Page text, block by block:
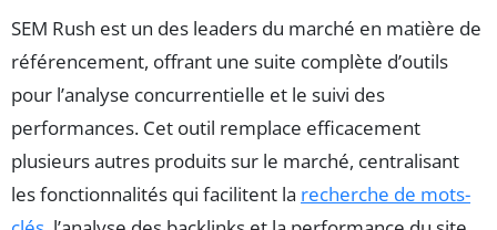
SEM Rush est un des leaders du marché en matière de
référencement, offrant une suite complète d’outils
pour l’analyse concurrentielle et le suivi des
performances. Cet outil remplace efficacement
plusieurs autres produits sur le marché, centralisant
les fonctionnalités qui facilitent la recherche de mots-